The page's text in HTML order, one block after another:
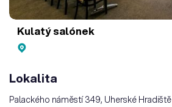
Kulatý salónek
Lokalita
Palackého náměstí 349, Uherské Hradiště